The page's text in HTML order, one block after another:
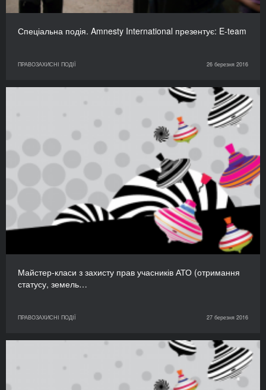
Спеціальна подія. Amnesty International презентує: E-team
ПРАВОЗАХИСНІ ПОДІЇ 26 березня 2016
Майстер-класи з захисту прав учасників АТО (отримання
статусу, земель…
ПРАВОЗАХИСНІ ПОДІЇ 27 березня 2016